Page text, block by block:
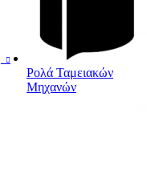
Ρολά Ταμειακών
Μηχανών